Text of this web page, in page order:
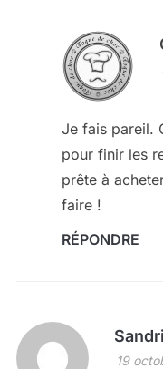
Je fais pareil.
pour finir les
prête à
faire !
RÉPONDRE
19